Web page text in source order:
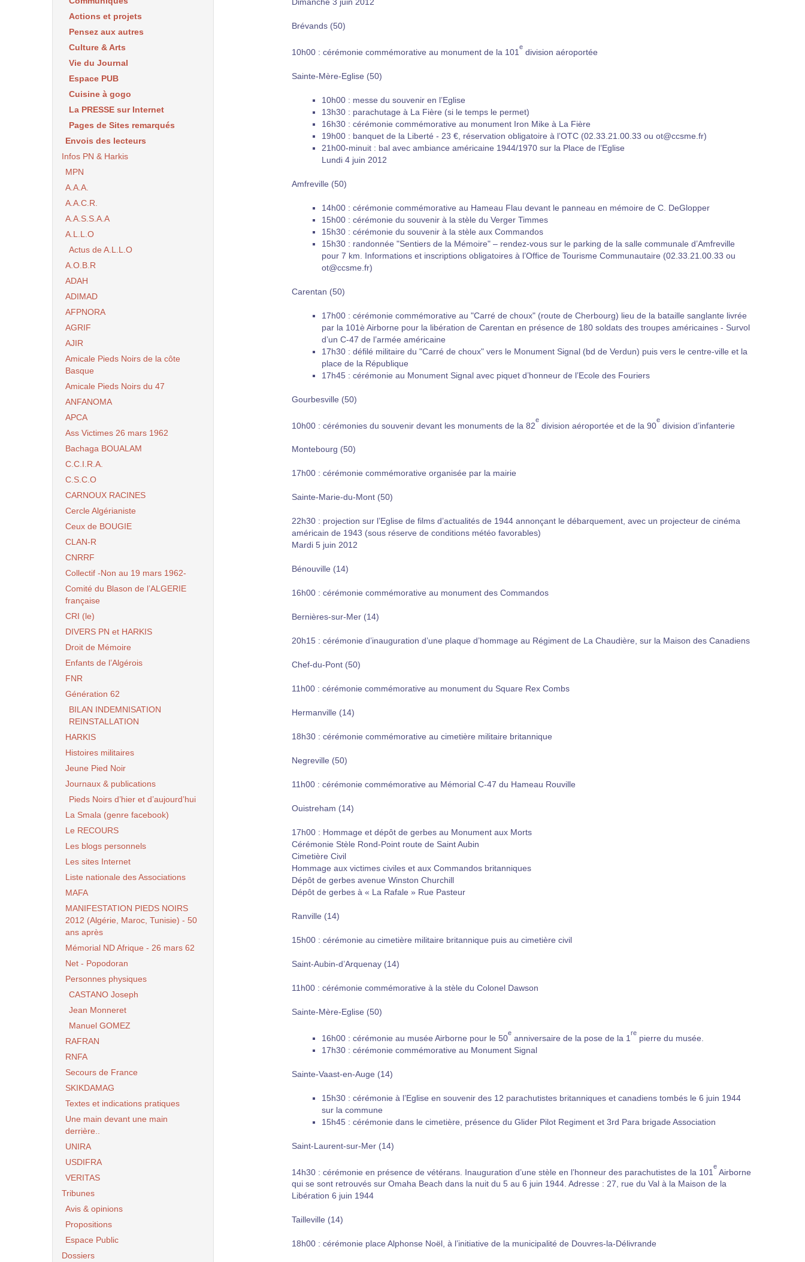
Brévands (50)
10h00 : cérémonie commémorative au monument de la 101
e
division aéroportée
Sainte-Mère-Eglise (50)
10h00 : messe du souvenir en l’Eglise
13h30 : parachutage à La Fière (si le temps le permet)
16h30 : cérémonie commémorative au monument Iron Mike à La Fière
19h00 : banquet de la Liberté - 23 €, réservation obligatoire à l’OTC (02.33.21.00.33 ou ot@ccsme.fr)
21h00-minuit : bal avec ambiance américaine 1944/1970 sur la Place de l’Eglise
Lundi 4 juin 2012
Amfreville (50)
14h00 : cérémonie commémorative au Hameau Flau devant le panneau en mémoire de C. DeGlopper
15h00 : cérémonie du souvenir à la stèle du Verger Timmes
15h30 : cérémonie du souvenir à la stèle aux Commandos
15h30 : randonnée "Sentiers de la Mémoire" – rendez-vous sur le parking de la salle communale d’Amfreville
pour 7 km. Informations et inscriptions obligatoires à l’Office de Tourisme Communautaire (02.33.21.00.33 ou
ot@ccsme.fr)
Carentan (50)
17h00 : cérémonie commémorative au "Carré de choux" (route de Cherbourg) lieu de la bataille sanglante livrée
par la 101è Airborne pour la libération de Carentan en présence de 180 soldats des troupes américaines - Survol
d’un C-47 de l’armée américaine
17h30 : défilé militaire du "Carré de choux" vers le Monument Signal (bd de Verdun) puis vers le centre-ville et la
place de la République
17h45 : cérémonie au Monument Signal avec piquet d’honneur de l’Ecole des Fouriers
Gourbesville (50)
10h00 : cérémonies du souvenir devant les monuments de la 82
e
division aéroportée et de la 90
e
division d’infanterie
Montebourg (50)
17h00 : cérémonie commémorative organisée par la mairie
Sainte-Marie-du-Mont (50)
22h30 : projection sur l’Eglise de films d’actualités de 1944 annonçant le débarquement, avec un projecteur de cinéma
américain de 1943 (sous réserve de conditions météo favorables)
Mardi 5 juin 2012
Bénouville (14)
16h00 : cérémonie commémorative au monument des Commandos
Bernières-sur-Mer (14)
20h15 : cérémonie d’inauguration d’une plaque d’hommage au Régiment de La Chaudière, sur la Maison des Canadiens
Chef-du-Pont (50)
11h00 : cérémonie commémorative au monument du Square Rex Combs
Hermanville (14)
18h30 : cérémonie commémorative au cimetière militaire britannique
Negreville (50)
11h00 : cérémonie commémorative au Mémorial C-47 du Hameau Rouville
Ouistreham (14)
17h00 : Hommage et dépôt de gerbes au Monument aux Morts
Cérémonie Stèle Rond-Point route de Saint Aubin
Cimetière Civil
Hommage aux victimes civiles et aux Commandos britanniques
Dépôt de gerbes avenue Winston Churchill
Dépôt de gerbes à « La Rafale » Rue Pasteur
Ranville (14)
15h00 : cérémonie au cimetière militaire britannique puis au cimetière civil
Saint-Aubin-d’Arquenay (14)
11h00 : cérémonie commémorative à la stèle du Colonel Dawson
Sainte-Mère-Eglise (50)
16h00 : cérémonie au musée Airborne pour le 50
e
anniversaire de la pose de la 1
re
pierre du musée.
17h30 : cérémonie commémorative au Monument Signal
Sainte-Vaast-en-Auge (14)
15h30 : cérémonie à l’Eglise en souvenir des 12 parachutistes britanniques et canadiens tombés le 6 juin 1944
sur la commune
15h45 : cérémonie dans le cimetière, présence du Glider Pilot Regiment et 3rd Para brigade Association
Saint-Laurent-sur-Mer (14)
14h30 : cérémonie en présence de vétérans. Inauguration d’une stèle en l’honneur des parachutistes de la 101
e
Airborne
qui se sont retrouvés sur Omaha Beach dans la nuit du 5 au 6 juin 1944. Adresse : 27, rue du Val à la Maison de la
Libération 6 juin 1944
Tailleville (14)
18h00 : cérémonie place Alphonse Noël, à l’initiative de la municipalité de Douvres-la-Délivrande
Actions et projets
Pensez aux autres
Culture & Arts
Vie du Journal
Espace PUB
Cuisine à gogo
La PRESSE sur Internet
Pages de Sites remarqués
Envois des lecteurs
Infos PN & Harkis
MPN
A.A.A.
A.A.C.R.
A.A.S.S.A.A
A.L.L.O
Actus de A.L.L.O
A.O.B.R
ADAH
ADIMAD
AFPNORA
AGRIF
AJIR
Amicale Pieds Noirs de la côte
Basque
Amicale Pieds Noirs du 47
ANFANOMA
APCA
Ass Victimes 26 mars 1962
Bachaga BOUALAM
C.C.I.R.A.
C.S.C.O
CARNOUX RACINES
Cercle Algérianiste
Ceux de BOUGIE
CLAN-R
CNRRF
Collectif -Non au 19 mars 1962-
Comité du Blason de l’ALGERIE
française
CRI (le)
DIVERS PN et HARKIS
Droit de Mémoire
Enfants de l’Algérois
FNR
Génération 62
BILAN INDEMNISATION
REINSTALLATION
HARKIS
Histoires militaires
Jeune Pied Noir
Journaux & publications
Pieds Noirs d’hier et d’aujourd’hui
La Smala (genre facebook)
Le RECOURS
Les blogs personnels
Les sites Internet
Liste nationale des Associations
MAFA
MANIFESTATION PIEDS NOIRS
2012 (Algérie, Maroc, Tunisie) - 50
ans après
Mémorial ND Afrique - 26 mars 62
Net - Popodoran
Personnes physiques
CASTANO Joseph
Jean Monneret
Manuel GOMEZ
RAFRAN
RNFA
Secours de France
SKIKDAMAG
Textes et indications pratiques
Une main devant une main
derrière..
UNIRA
USDIFRA
VERITAS
Tribunes
Avis & opinions
Propositions
Espace Public
Dossiers